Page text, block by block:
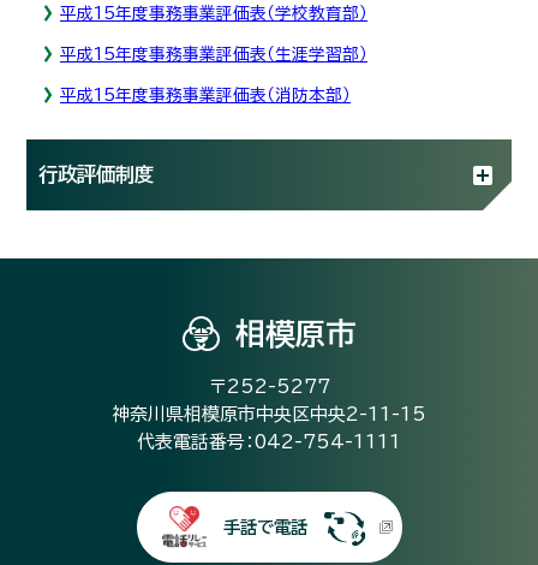
平成15年度事務事業評価表（学校教育部）
平成15年度事務事業評価表（生涯学習部）
平成15年度事務事業評価表（消防本部）
行政評価制度
相模原市
〒252-5277
神奈川県相模原市中央区中央2-11-15
代表電話番号：042-754-1111
手話で電話